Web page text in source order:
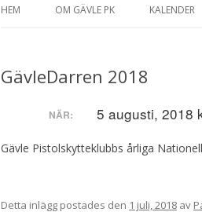
HEM OM GÄVLE PK
NYBÖRJARE
MEDLEMSANSÖKAN
KALENDER
GävleDarren 2018
NÄR: 5 augusti, 2018
Gävle Pistolskytteklubbs årliga
Detta inlägg postades den 1 juli, 2018 av